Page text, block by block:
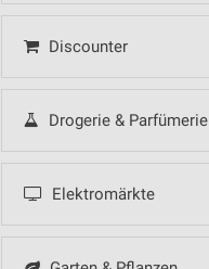
Discounter
Drogerie & Parfümerie
Elektromärkte